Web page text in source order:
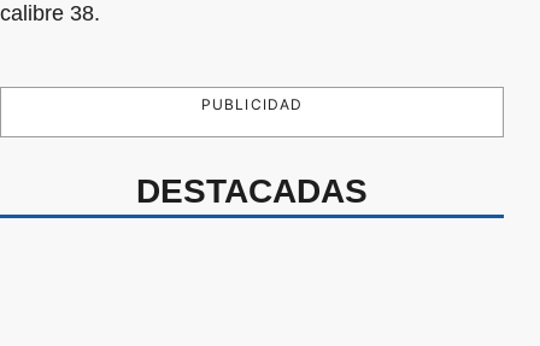
calibre 38.
PUBLICIDAD
DESTACADAS